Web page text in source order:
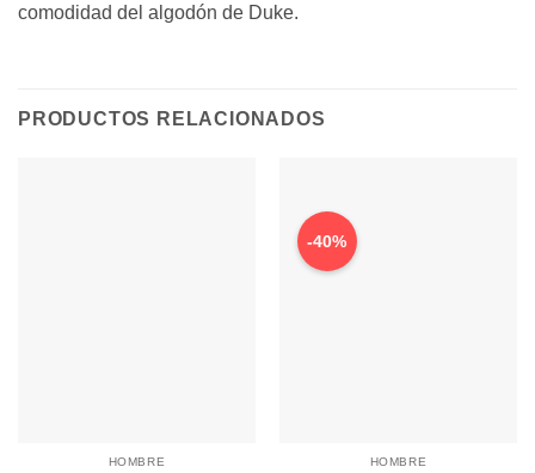
comodidad del algodón de Duke.
PRODUCTOS RELACIONADOS
HOMBRE
-40%
HOMBRE